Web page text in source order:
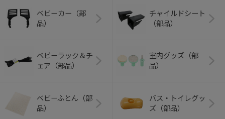
ベビーカー（部
品）
チャイルドシート
（部品）
ベビーラック＆チ
ェア（部品）
室内グッズ（部
品）
ベビーふとん（部
品）
バス・トイレグッ
ズ（部品）